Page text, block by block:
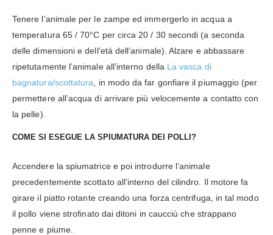
Tenere l’animale per le zampe ed immergerlo in acqua a
temperatura 65 / 70°C per circa 20 / 30 secondi (a seconda
delle dimensioni e dell’età dell’animale). Alzare e abbassare
ripetutamente l’animale all’interno della La vasca di
bagnatura/scottatura , in modo da far gonfiare il piumaggio (per
permettere all’acqua di arrivare più velocemente a contatto con
la pelle).
COME SI ESEGUE LA SPIUMATURA DEI POLLI?
Accendere la spiumatrice e poi introdurre l’animale
precedentemente scottato all’interno del cilindro. Il motore fa
girare il piatto rotante creando una forza centrifuga, in tal modo
il pollo viene strofinato dai ditoni in caucciù che strappano
penne e piume.